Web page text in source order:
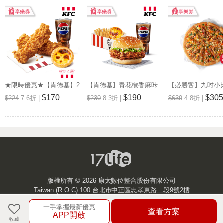
★限時優惠★【肯德基】2
塊爆脆無骨雞腿霸+蛋撻
+小飲 享樂券
$224 7.6折 | $170
【肯德基】青花椒香麻咔
啦雞腿堡XL套餐 享樂券
$230 8.3折 | $190
【必勝客】九吋小
廚系列(口味4選1)
$639 4.8折 | $305
收藏
一手掌握最新優惠
APP開啟 查看方案
版權所有 © 2026 康太數位整合股份有限公司
Taiwan (R.O.C) 100 台北市中正區忠孝東路二段9號2樓